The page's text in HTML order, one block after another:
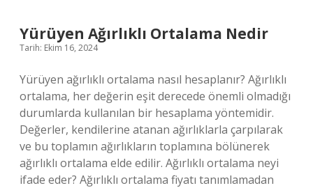
Yürüyen Ağırlıklı Ortalama Nedir
Tarih: Ekim 16, 2024
Yürüyen ağırlıklı ortalama nasıl hesaplanır? Ağırlıklı
ortalama, her değerin eşit derecede önemli olmadığı
durumlarda kullanılan bir hesaplama yöntemidir.
Değerler, kendilerine atanan ağırlıklarla çarpılarak
ve bu toplamın ağırlıkların toplamına bölünerek
ağırlıklı ortalama elde edilir. Ağırlıklı ortalama neyi
ifade eder? Ağırlıklı ortalama fiyatı tanımlamadan